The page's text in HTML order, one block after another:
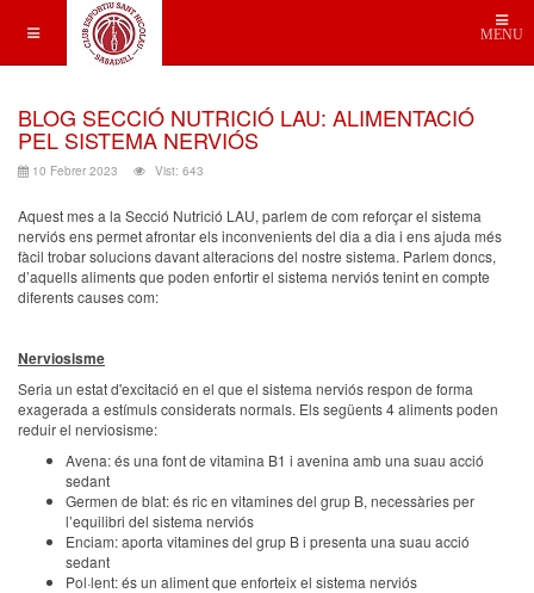
MENU
BLOG SECCIÓ NUTRICIÓ LAU: ALIMENTACIÓ
PEL SISTEMA NERVIÓS
10 Febrer 2023 Vist: 643
Aquest mes a la Secció Nutrició LAU, parlem de com reforçar el sistema
nerviós ens permet afrontar els inconvenients del dia a dia i ens ajuda més
fàcil trobar solucions davant alteracions del nostre sistema. Parlem doncs,
d’aquells aliments que poden enfortir el sistema nerviós tenint en compte
diferents causes com:
Nerviosisme
Seria un estat d'excitació en el que el sistema nerviós respon de forma
exagerada a estímuls considerats normals. Els següents 4 aliments poden
reduir el nerviosisme:
Avena: és una font de vitamina B1 i avenina amb una suau acció
sedant
Germen de blat: és ric en vitamines del grup B, necessàries per
l’equilibri del sistema nerviós
Enciam: aporta vitamines del grup B i presenta una suau acció
sedant
Pol·lent: és un aliment que enforteix el sistema nerviós